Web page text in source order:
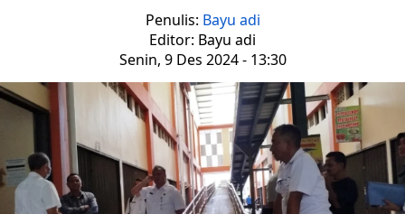
Penulis: Bayu adi
Editor: Bayu adi
Senin, 9 Des 2024 - 13:30